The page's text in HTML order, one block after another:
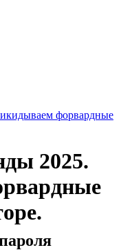
форвардные
2025.